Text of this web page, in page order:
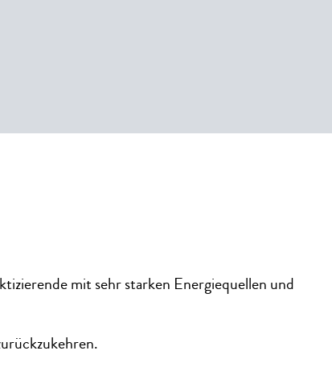
mit sehr starken Energiequellen und